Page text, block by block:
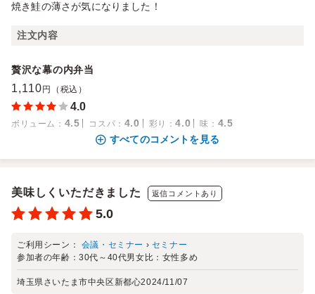
焼き鮭の薄さが気になりました！
注文内容
贅沢な幕の内弁当
1,110 円（税込）
4.0
ボリューム ： 4.5 コスパ ： 4.0 彩り ：4.0 味 ： 4.5
すべてのコメントを見る
美味しくいただきました 返信コメントあり
5.0
ご利用シーン： 会議・セミナー › セミナー
参加者の年齢：30代～40代男女比： 女性多め
埼玉県さいたま市中央区新都心2024/11/07